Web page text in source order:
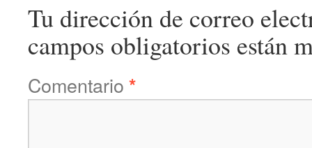
Tu dirección de correo
campos obligatorios están
Comentario *